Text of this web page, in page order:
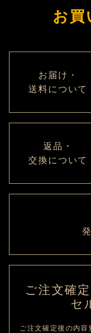
お買
お届け・
送料について
返品・
交換について
ご注文確
セ
ご注文確定後の内